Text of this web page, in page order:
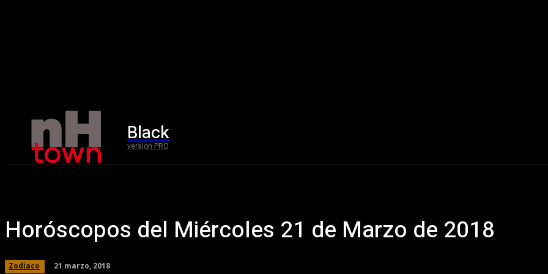
Black
version PRO
Horóscopos del Miércoles 21 de Marzo de 2018
Zodiaco 21 marzo, 2018